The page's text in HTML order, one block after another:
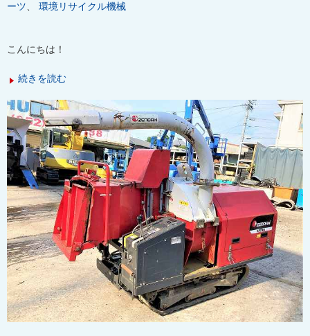
ーツ
環境リサイクル機械
こんにちは！
続きを読む